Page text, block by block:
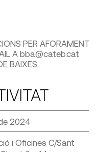
PER AFORAMENT
A bba@cateb.cat
BAIXES.
2024
i Oficines C/Sant